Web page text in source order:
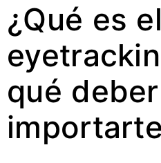
¿Qué es el
qué